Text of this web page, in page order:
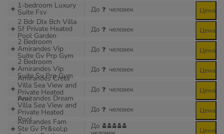
1-bedroom Luxury
Suite Fsv До человек Цена
2 Bdr Dlx Bch Villa
Sf Private Heated
Pool Garden
До человек Цена
2 Bedroom
Amirandes Vip
Suite Gv Prp Gym
До человек Цена
2 Bedroom
Amirandes Vip
Suite Sv Prp Gym
До человек Цена
Amirandes Creta
Villa Sea View and
Private Heated
Pool
До человек Цена
Amirandes Dream
Villa Sea View and
Private Heated
Pool
До человек Цена
Amirandes Fam
Ste Gv Pr&sol;p До Цена